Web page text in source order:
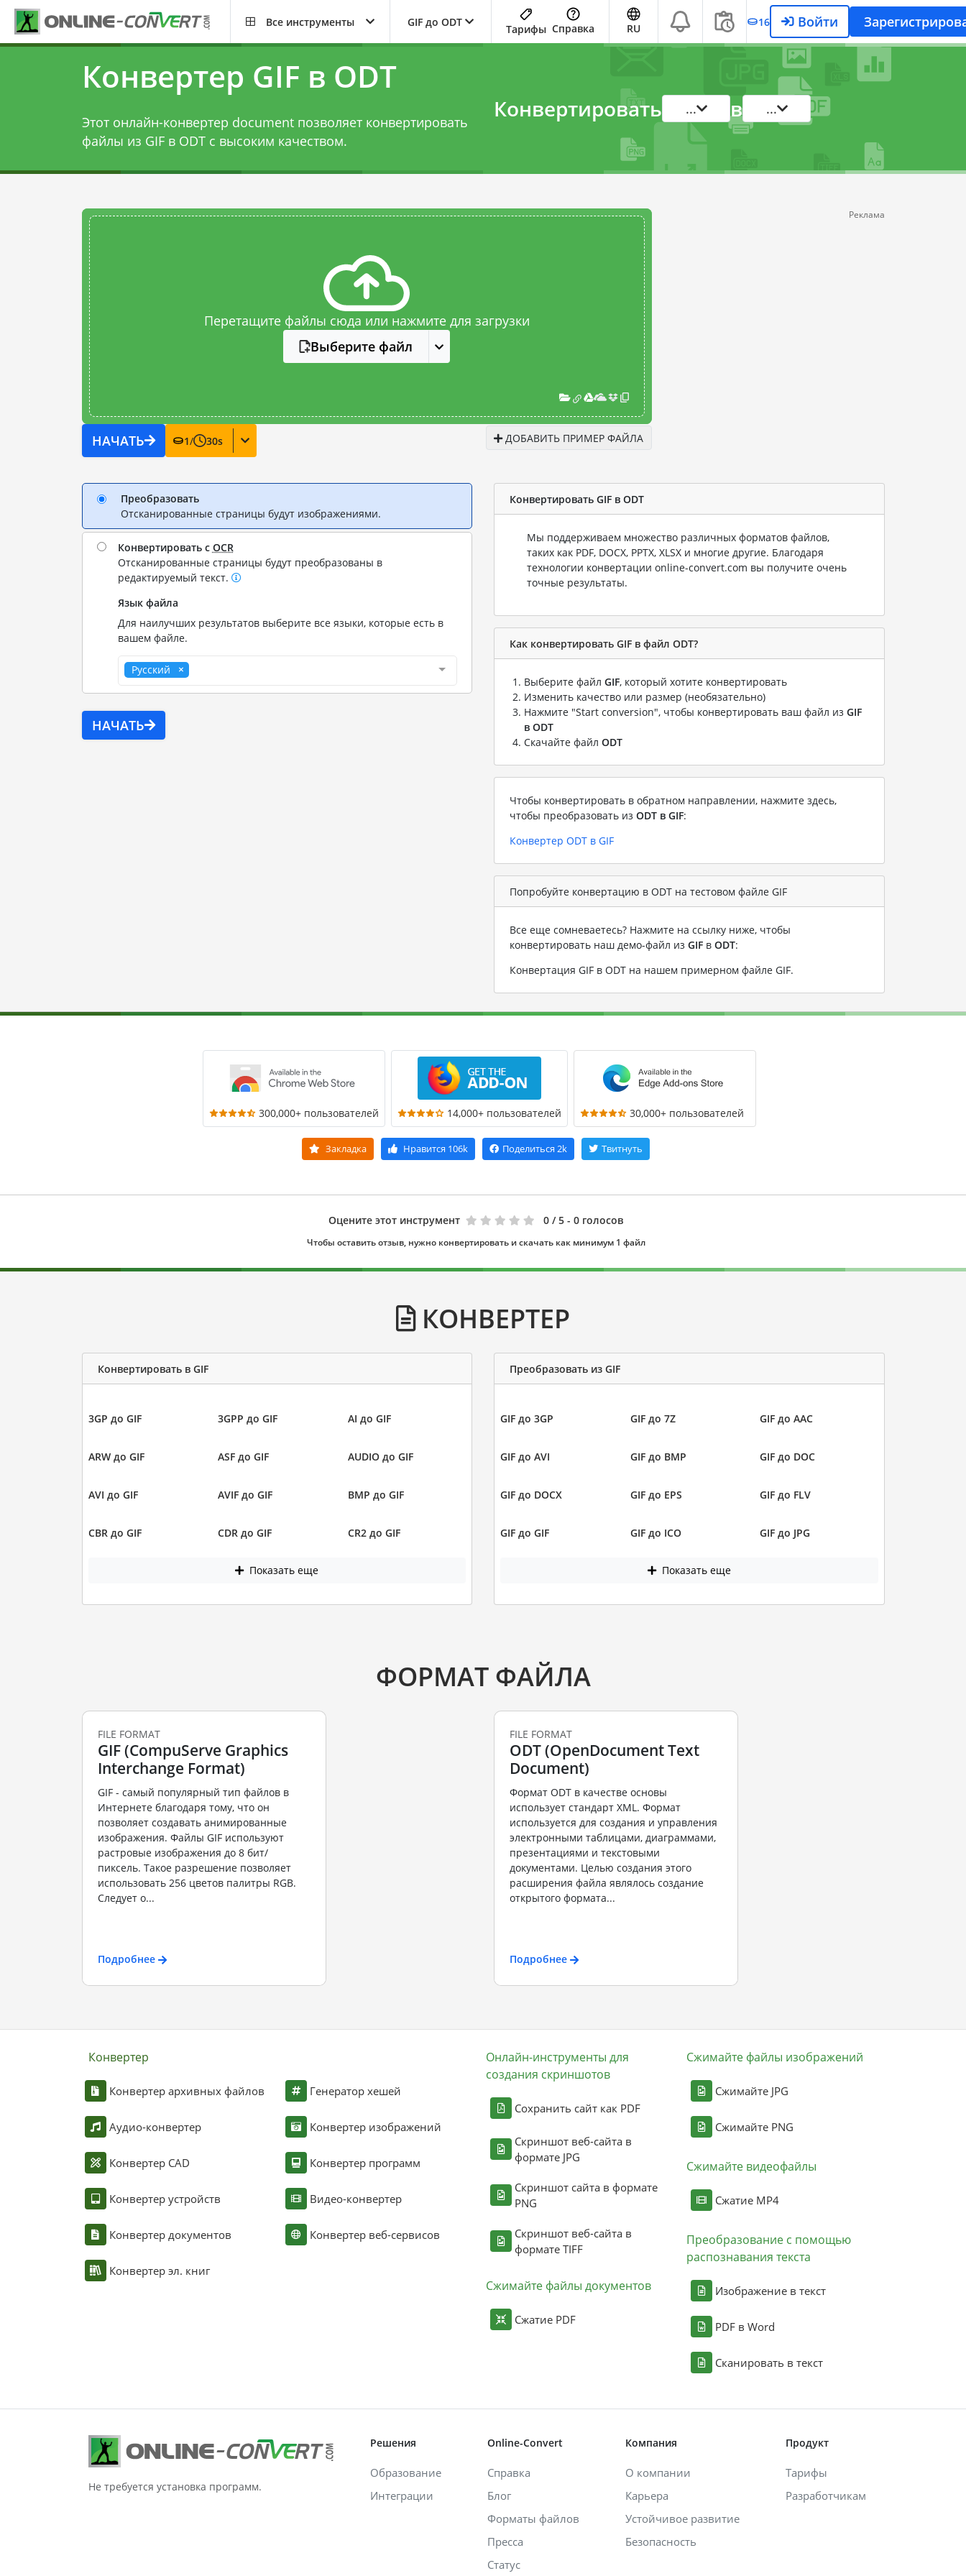
Все инструменты GIF до ODT
Тарифы Справка RU 16 Войти
Конвертер GIF в ODT
Этот онлайн-конвертер document позволяет конвертировать
файлы из GIF в ODT с высоким качеством.
Конвертировать ... в ...
Перетащите файлы сюда или нажмите для загрузки
Выберите файл
НАЧАТЬ 1/ 30s ДОБАВИТЬ ПРИМЕР ФАЙЛА
Реклама
Преобразовать
Отсканированные страницы будут изображениями.
Конвертировать с OCR
Отсканированные страницы будут преобразованы в
редактируемый текст.
Язык файла
Для наилучших результатов выберите все языки, которые есть в
вашем файле.
Русский
НАЧАТЬ
Конвертировать GIF в ODT
Мы поддерживаем множество различных форматов файлов,
таких как PDF, DOCX, PPTX, XLSX и многие другие. Благодаря
технологии конвертации online-convert.com вы получите очень
точные результаты.
Как конвертировать GIF в файл ODT?
Выберите файл GIF, который хотите конвертировать
Изменить качество или размер (необязательно)
Нажмите "Start conversion", чтобы конвертировать ваш файл из GIF
в ODT
Скачайте файл ODT
Чтобы конвертировать в обратном направлении, нажмите здесь,
чтобы преобразовать из ODT в GIF:
Конвертер ODT в GIF
Попробуйте конвертацию в ODT на тестовом файле GIF
Все еще сомневаетесь? Нажмите на ссылку ниже, чтобы
конвертировать наш демо-файл из GIF в ODT:
Конвертация GIF в ODT на нашем примерном файле GIF.
300,000+ пользователей 14,000+ пользователей 30,000+ пользователей
Закладка Нравится 106k Поделиться 2k Твитнуть
Оцените этот инструмент 0 / 5 - 0 голосов
Чтобы оставить отзыв, нужно конвертировать и скачать как минимум 1 файл
КОНВЕРТЕР
Конвертировать в GIF
3GP до GIF 3GPP до GIF AI до GIF
ARW до GIF ASF до GIF AUDIO до GIF
AVI до GIF AVIF до GIF BMP до GIF
CBR до GIF CDR до GIF CR2 до GIF
Показать еще
Преобразовать из GIF
GIF до 3GP GIF до 7Z GIF до AAC
GIF до AVI GIF до BMP GIF до DOC
GIF до DOCX GIF до EPS GIF до FLV
GIF до GIF GIF до ICO GIF до JPG
Показать еще
ФОРМАТ ФАЙЛА
FILE FORMAT
GIF (CompuServe Graphics
Interchange Format)
GIF - самый популярный тип файлов в
Интернете благодаря тому, что он
позволяет создавать анимированные
изображения. Файлы GIF используют
растровые изображения до 8 бит/
пиксель. Такое разрешение позволяет
использовать 256 цветов палитры RGB.
Следует о...
Подробнее
FILE FORMAT
ODT (OpenDocument Text
Document)
Формат ODT в качестве основы
использует стандарт XML. Формат
используется для создания и управления
электронными таблицами, диаграммами,
презентациями и текстовыми
документами. Целью создания этого
расширения файла являлось создание
открытого формата...
Подробнее
Конвертер
Конвертер архивных файлов
Аудио-конвертер
Конвертер CAD
Конвертер устройств
Конвертер документов
Конвертер эл. книг
Генератор хешей
Конвертер изображений
Конвертер программ
Видео-конвертер
Конвертер веб-сервисов
Онлайн-инструменты для
создания скриншотов
Сохранить сайт как PDF
Скриншот веб-сайта в
формате JPG
Скриншот сайта в формате
PNG
Скриншот веб-сайта в
формате TIFF
Сжимайте файлы документов
Сжатие PDF
Сжимайте файлы изображений
Сжимайте JPG
Сжимайте PNG
Сжимайте видеофайлы
Сжатие MP4
Преобразование с помощью
распознавания текста
Изображение в текст
PDF в Word
Сканировать в текст
Не требуется установка программ.
Решения
Образование
Интеграции
Online-Convert
Справка
Блог
Форматы файлов
Пресса
Статус
Компания
О компании
Карьера
Устойчивое развитие
Безопасность
Продукт
Тарифы
Разработчикам